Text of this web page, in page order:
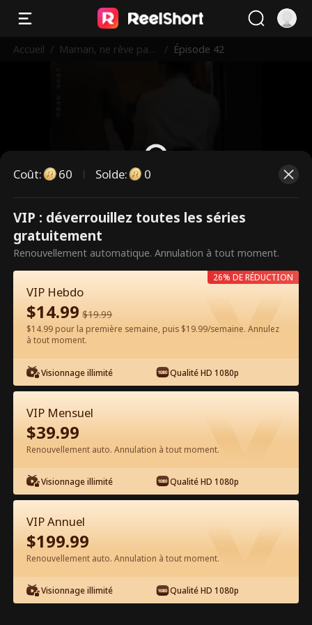
Accueil / Maman, ne rêve pas
/ Épisode 42
Ce sont des épisodes payants.
Débloquez pour regarder.
Regarder gratuitement sur l'App
Épisode 42 - Maman, ne rêve pas de
t’échapper ! Film complet
1-50 51-80 Tous les épisodes
Coût: 60 Solde: 0
VIP : déverrouillez toutes les séries
gratuitement
Renouvellement automatique. Annulation à tout moment.
VIP Hebdo
$14.99 $19.99
$14.99 pour la première semaine, puis $19.99/semaine. Annulez
à tout moment.
Visionnage illimité Qualité HD 1080p
26% DE RÉDUCTION
VIP Mensuel
$39.99
Renouvellement auto. Annulation à tout moment.
Visionnage illimité Qualité HD 1080p
VIP Annuel
$199.99
Renouvellement auto. Annulation à tout moment.
Visionnage illimité Qualité HD 1080p